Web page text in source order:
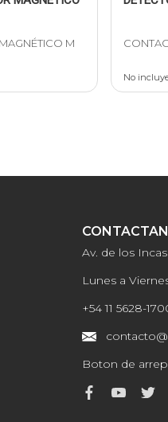
M
No
Av. de los
Lunes a
+54 11 5628-
Boton de